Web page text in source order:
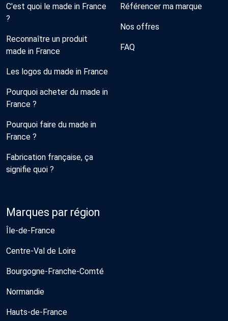
C'est quoi le made in France
?
Reconnaître un produit
made in France
Les logos du made in France
Pourquoi acheter du made in
France ?
Pourquoi faire du made in
France ?
Fabrication française, ça
signifie quoi ?
Référencer ma marque
Nos offres
FAQ
Marques par région
Île-de-France
Centre-Val de Loire
Bourgogne-Franche-Comté
Normandie
Hauts-de-France